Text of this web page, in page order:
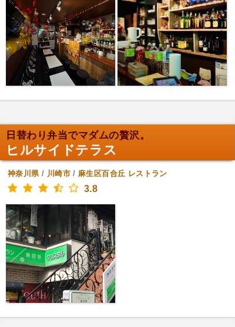
日替わり弁当でマダムの贅沢。
ヒルサイドテラス
神奈川県/ 川崎市/ 麻生区百合丘 レストラン
3.8